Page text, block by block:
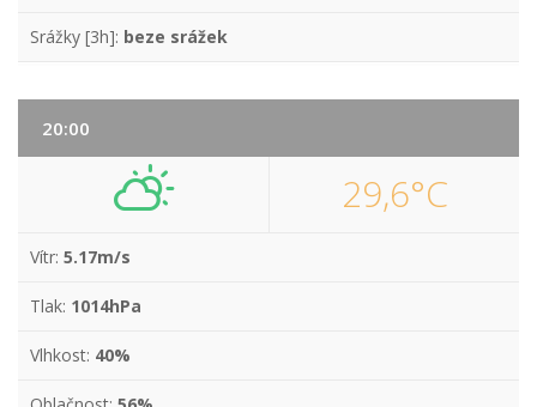
Srážky [3h]: beze srážek
20:00
29,6°C
Vítr: 5.17m/s
Tlak: 1014hPa
Vlhkost: 40%